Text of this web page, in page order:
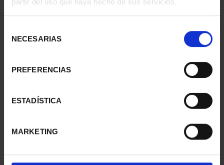
NECESARIAS
PREFERENCIAS
ESTADÍSTICA
MARKETING
2 Productos encontrados